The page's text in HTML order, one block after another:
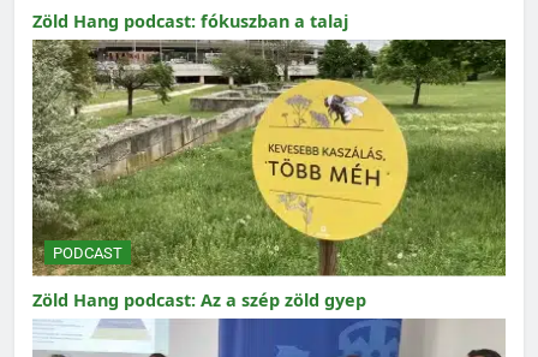
Zöld Hang podcast: fókuszban a talaj
PODCAST
Zöld Hang podcast: Az a szép zöld gyep